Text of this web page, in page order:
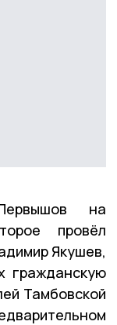
на
провёл
Якушев,
гражданскую
Тамбовской